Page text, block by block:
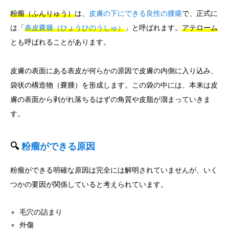
粉瘤（ふんりゅう）は、 皮膚の下にできる良性の腫瘍で、正式に
は「表皮嚢腫（ひょうひのうしゅ） 」と呼ばれます。 アテローム
とも呼ばれることがあります。
皮膚の表面にある表皮が何らかの原因で皮膚の内側に入り込み、
袋状の構造物（嚢腫）を形成します。この袋の中には、本来は皮
膚の表面から剥がれ落ちるはずの角質や皮脂が溜まっていきま
す。
🔍 粉瘤ができる原因
粉瘤ができる明確な原因は完全には解明されていませんが、いく
つかの要因が関係していると考えられています。
毛穴の詰まり
外傷